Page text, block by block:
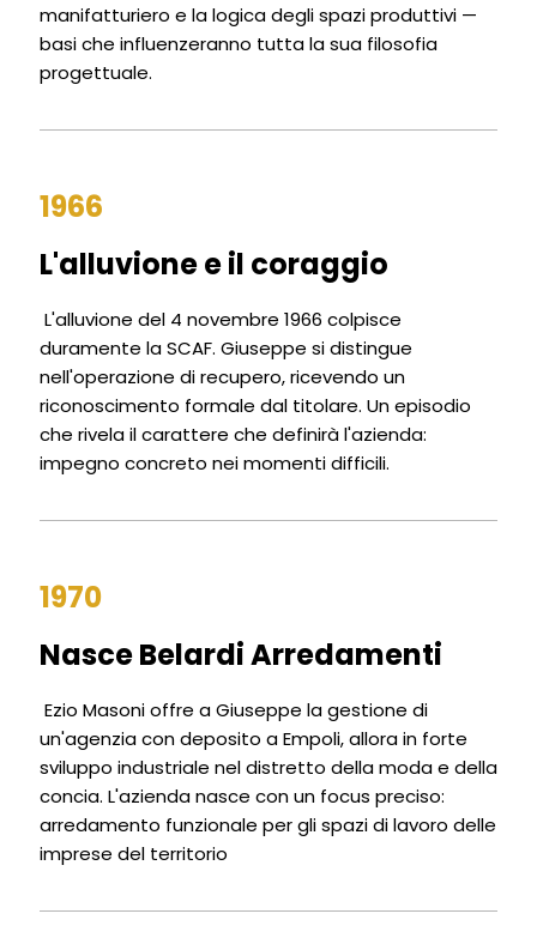
manifatturiero e la logica degli spazi produttivi —
basi che influenzeranno tutta la sua filosofia
progettuale.
1966
L'alluvione e il coraggio
L'alluvione del 4 novembre 1966 colpisce
duramente la SCAF. Giuseppe si distingue
nell'operazione di recupero, ricevendo un
riconoscimento formale dal titolare. Un episodio
che rivela il carattere che definirà l'azienda:
impegno concreto nei momenti difficili.
1970
Nasce Belardi Arredamenti
Ezio Masoni offre a Giuseppe la gestione di
un'agenzia con deposito a Empoli, allora in forte
sviluppo industriale nel distretto della moda e della
concia. L'azienda nasce con un focus preciso:
arredamento funzionale per gli spazi di lavoro delle
imprese del territorio